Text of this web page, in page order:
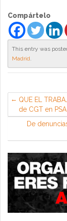
Compártelo
This entry was
Madrid
QUE EL
de CGT en
De